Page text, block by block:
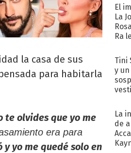
la casa de sus
para habitarla
te olvides que yo me
era para
yo me quedé solo en
El
La
Ra
Tini
y
La
de